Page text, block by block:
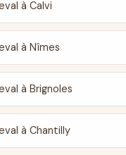
à Calvi
à Nîmes
à Brignoles
à Chantilly